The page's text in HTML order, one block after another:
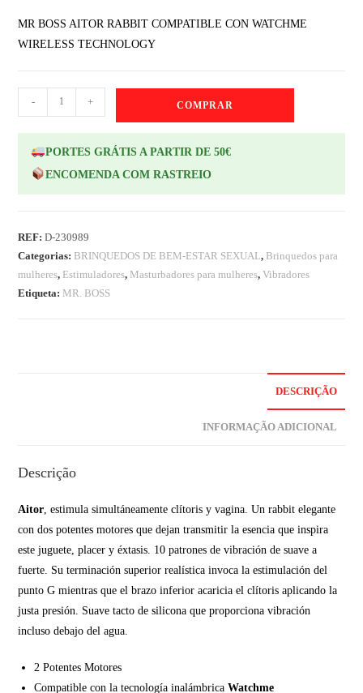
MR BOSS AITOR RABBIT COMPATIBLE CON WATCHME
WIRELESS TECHNOLOGY
- + COMPRAR
PORTES GRÁTIS A PARTIR DE 50€
ENCOMENDA COM RASTREIO
REF:D-230989
Categorias: BRINQUEDOS DE BEM-ESTAR SEXUAL, Brinquedos para
mulheres, Estimuladores, Masturbadores para mulheres,Vibradores
Etiqueta: MR. BOSS
DESCRIÇÃO
INFORMAÇÃO ADICIONAL
Descrição
Aitor , estimula simultáneamente clítoris y vagina. Un rabbit elegante
con dos potentes motores que dejan transmitir la esencia que inspira
este juguete, placer y éxtasis. 10 patrones de vibración de suave a
fuerte. Su terminación superior realística invoca la estimulación del
punto G mientras que el brazo inferior acaricia el clítoris aplicando la
justa presión. Suave tacto de silicona que proporciona vibración
incluso debajo del agua.
2 Potentes Motores
Compatible con la tecnología inalámbricaWatchme